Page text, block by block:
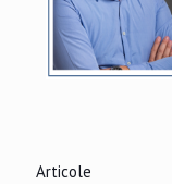
Articole